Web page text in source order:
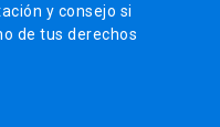
y consejo si
de tus derechos